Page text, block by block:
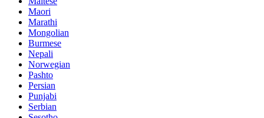
Maori
Marathi
Mongolian
Burmese
Nepali
Norwegian
Pashto
Persian
Punjabi
Serbian